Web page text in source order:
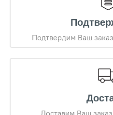
Подтвердим Ваш
Доставим Ваш